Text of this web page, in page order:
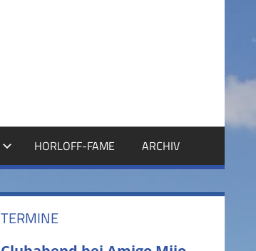
HORLOFF-FAME ARCHIV
TERMINE